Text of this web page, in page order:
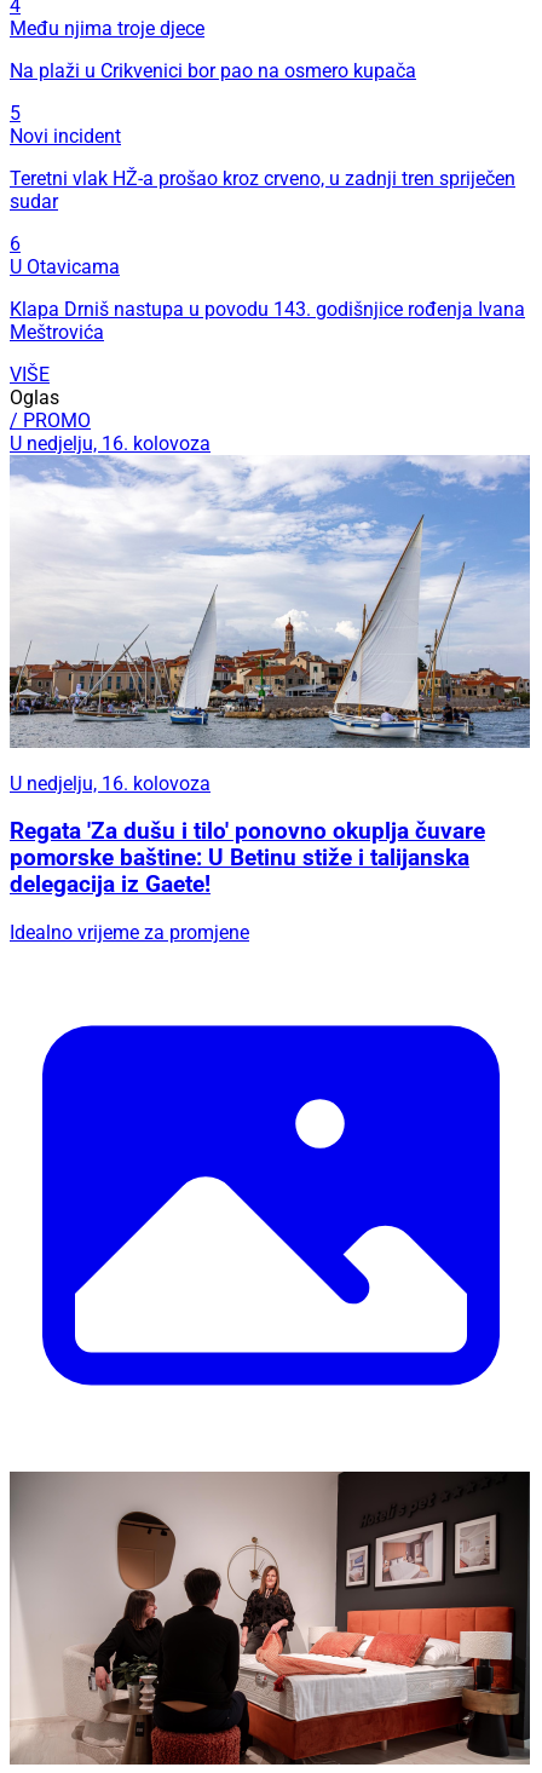
4
Među njima troje djece
Na plaži u Crikvenici bor pao na osmero kupača
5
Novi incident
Teretni vlak HŽ-a prošao kroz crveno, u zadnji tren spriječen
sudar
6
U Otavicama
Klapa Drniš nastupa u povodu 143. godišnjice rođenja Ivana
Meštrovića
VIŠE
Oglas
/ PROMO
U nedjelju, 16. kolovoza
U nedjelju, 16. kolovoza
Regata 'Za dušu i tilo' ponovno okuplja čuvare
pomorske baštine: U Betinu stiže i talijanska
delegacija iz Gaete!
Idealno vrijeme za promjene